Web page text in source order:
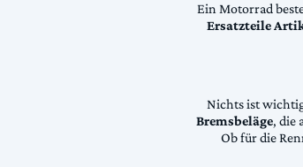
Ein Motorrad
Ersatzteile
Nichts ist
Bremsbeläge, die
Ob für die